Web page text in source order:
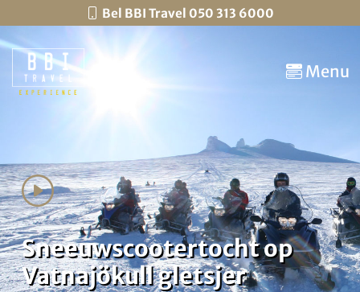
Bel BBI Travel 050 313 6000
Menu
Sneeuwscootertocht op
Vatnajökull gletsjer